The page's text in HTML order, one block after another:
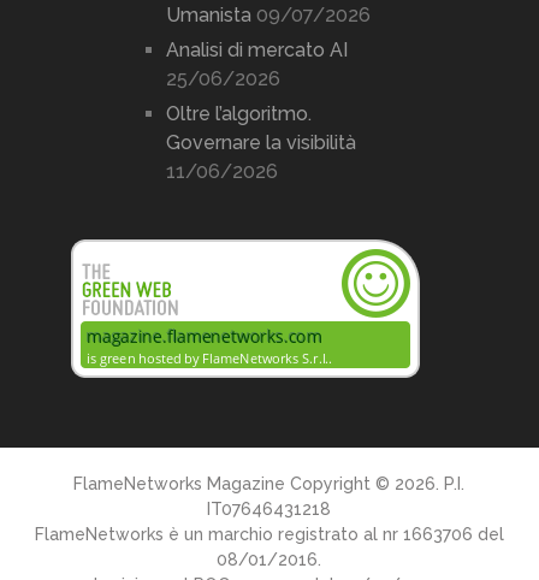
Umanista 09/07/2026
Analisi di mercato AI
25/06/2026
Oltre l’algoritmo.
Governare la visibilità
11/06/2026
FlameNetworks Magazine Copyright © 2026. P.I.
IT07646431218
FlameNetworks è un marchio registrato al nr 1663706 del
08/01/2016.